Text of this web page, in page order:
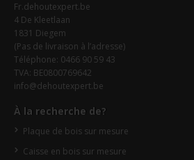
Fr.dehoutexpert.be
4 De Kleetlaan
1831 Diegem
(Pas de livraison à l’adresse)
Téléphone: 0466 90 59 43
TVA: BE0800769642
info@dehoutexpert.be
À la recherche de?
Plaque de bois sur mesure
Caisse en bois sur mesure